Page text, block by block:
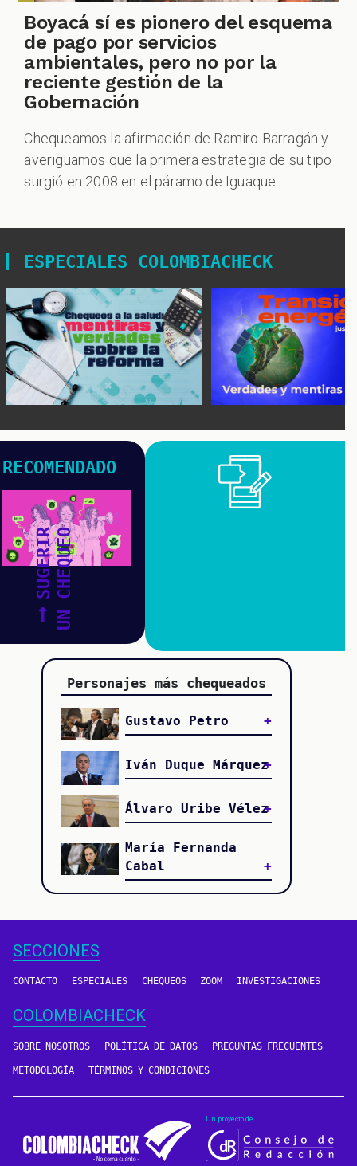
Boyacá sí es pionero del esquema
de pago por servicios
ambientales, pero no por la
reciente gestión de la
Gobernación
Chequeamos la afirmación de Ramiro Barragán y
averiguamos que la primera estrategia de su tipo
surgió en 2008 en el páramo de Iguaque.
ESPECIALES COLOMBIACHECK
RECOMENDADO
SUGERIRUN CHEQUEO
Personajes más chequeados
Gustavo Petro
Iván Duque Márquez
Álvaro Uribe Vélez
María Fernanda
Cabal
SECCIONES
CONTACTO ESPECIALES CHEQUEOS ZOOM INVESTIGACIONES
COLOMBIACHECK
SOBRE NOSOTROS POLÍTICA DE DATOS PREGUNTAS FRECUENTES
METODOLOGÍA TÉRMINOS Y CONDICIONES
Un proyecto de